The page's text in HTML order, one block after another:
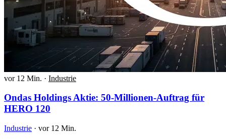
vor 12 Min. · Industrie
Ondas Holdings Aktie: 50-Millionen-Auftrag für
HERO 120
Industrie · vor 12 Min.